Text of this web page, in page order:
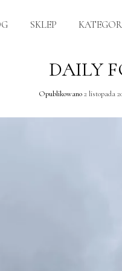
SKLEP
DAILY
Opublikowano2 listopada